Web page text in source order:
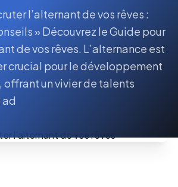
l’alternant de vos rêves :
» Découvrez le Guide pour
de vos rêves. L’alternance est
crucial pour le développement
offrant un vivier de talents